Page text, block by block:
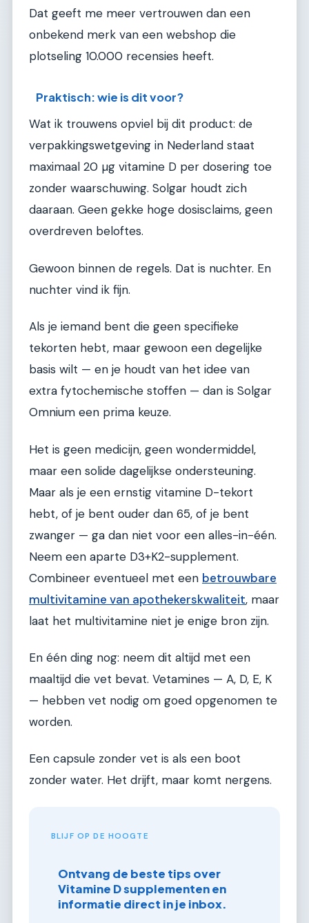
Dat geeft me meer vertrouwen dan een
onbekend merk van een webshop die
plotseling 10.000 recensies heeft.
Praktisch: wie is dit voor?
Wat ik trouwens opviel bij dit product: de
verpakkingswetgeving in Nederland staat
maximaal 20 µg vitamine D per dosering toe
zonder waarschuwing. Solgar houdt zich
daaraan. Geen gekke hoge dosisclaims, geen
overdreven beloftes.
Gewoon binnen de regels. Dat is nuchter. En
nuchter vind ik fijn.
Als je iemand bent die geen specifieke
tekorten hebt, maar gewoon een degelijke
basis wilt — en je houdt van het idee van
extra fytochemische stoffen — dan is Solgar
Omnium een prima keuze.
Het is geen medicijn, geen wondermiddel,
maar een solide dagelijkse ondersteuning.
Maar als je een ernstig vitamine D-tekort
hebt, of je bent ouder dan 65, of je bent
zwanger — ga dan niet voor een alles-in-één.
Neem een aparte D3+K2-supplement.
Combineer eventueel met een betrouwbare
multivitamine van apothekerskwaliteit, maar
laat het multivitamine niet je enige bron zijn.
En één ding nog: neem dit altijd met een
maaltijd die vet bevat. Vetamines — A, D, E, K
— hebben vet nodig om goed opgenomen te
worden.
Een capsule zonder vet is als een boot
zonder water. Het drijft, maar komt nergens.
BLIJF OP DE HOOGTE
Ontvang de beste tips over
Vitamine D supplementen en
informatie direct in je inbox.